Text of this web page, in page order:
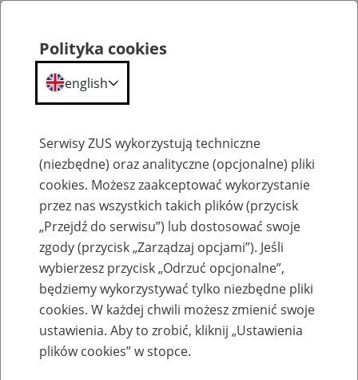
Szkolenia
Zaproś ZUS do siebie - zakładanie profili
eZUS w siedzibie Twojej firmy
Polityka cookies
english
Serwisy ZUS wykorzystują techniczne
(niezbędne) oraz analityczne (opcjonalne) pliki
cookies. Możesz zaakceptować wykorzystanie
przez nas wszystkich takich plików (przycisk
„Przejdź do serwisu”) lub dostosować swoje
zgody (przycisk „Zarządzaj opcjami”). Jeśli
wybierzesz przycisk „Odrzuć opcjonalne”,
będziemy wykorzystywać tylko niezbędne pliki
cookies. W każdej chwili możesz zmienić swoje
ustawienia. Aby to zrobić, kliknij „Ustawienia
plików cookies” w stopce.